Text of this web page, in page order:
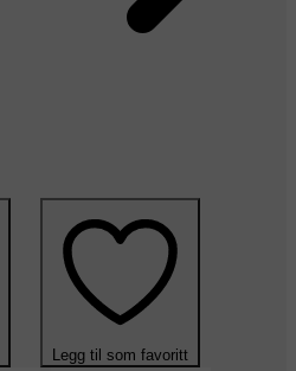
Legg til som favoritt